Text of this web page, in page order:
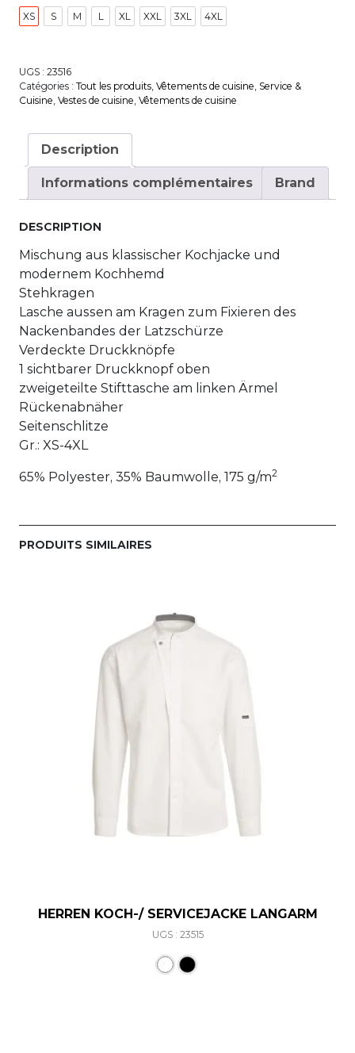
XS S M L XL XXL 3XL 4XL
UGS : 23516
Catégories : Tout les produits, Vêtements de cuisine, Service &
Cuisine, Vestes de cuisine, Vêtements de cuisine
Description
Informations complémentaires Brand
DESCRIPTION
Mischung aus klassischer Kochjacke und
modernem Kochhemd
Stehkragen
Lasche aussen am Kragen zum Fixieren des
Nackenbandes der Latzschürze
Verdeckte Druckknöpfe
1 sichtbarer Druckknopf oben
zweigeteilte Stifttasche am linken Ärmel
Rückenabnäher
Seitenschlitze
Gr.: XS-4XL
65% Polyester, 35% Baumwolle, 175 g/m2
PRODUITS SIMILAIRES
HERREN KOCH-/ SERVICEJACKE LANGARM
UGS : 23515